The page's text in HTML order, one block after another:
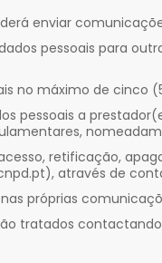
enviar
dados pessoais para
no máximo de
pessoais a
retificação,
através de
próprias
tratados contactando